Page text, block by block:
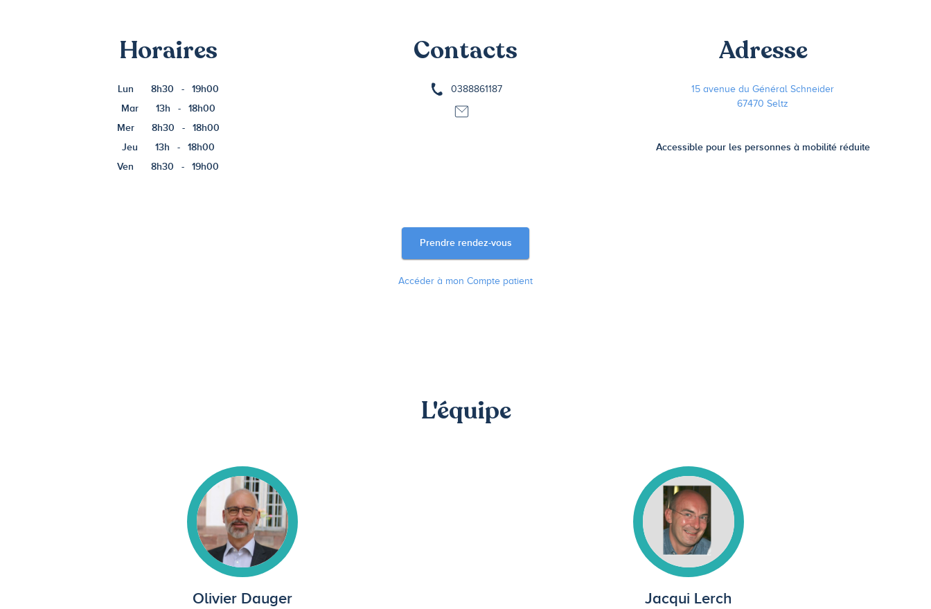
Horaires
Lun 8h30 -
19h00
Mar
13h -
18h00
Mer
8h30 -
18h00
Jeu
13h -
18h00
Ven
8h30 - 19h00
Contacts
0388861187
Adresse
15 avenue du Général Schneider
67470 Seltz
Accessible pour les personnes à mobilité réduite
Prendre rendez-vous
Accéder à mon Compte patient
L'équipe
Olivier Dauger Jacqui Lerch